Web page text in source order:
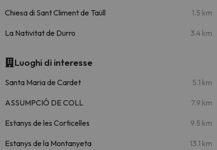
Chiesa di Sant Climent de Taüll 1.5 km
La Nativitat de Durro 3.4 km
Luoghi di interesse
Santa Maria de Cardet 5.1 km
ASSUMPCIÓ DE COLL 7.9 km
Estanys de les Corticelles 9.5 km
Estanys de la Montanyeta 13.1 km